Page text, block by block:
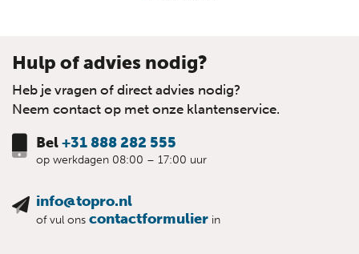
Hulp of advies nodig?
Heb je vragen of direct advies nodig?
Neem contact op met onze klantenservice.
Bel+31 888 282 555
op werkdagen 08:00 – 17:00 uur
info@topro.nl
of vul ons contactformulier in